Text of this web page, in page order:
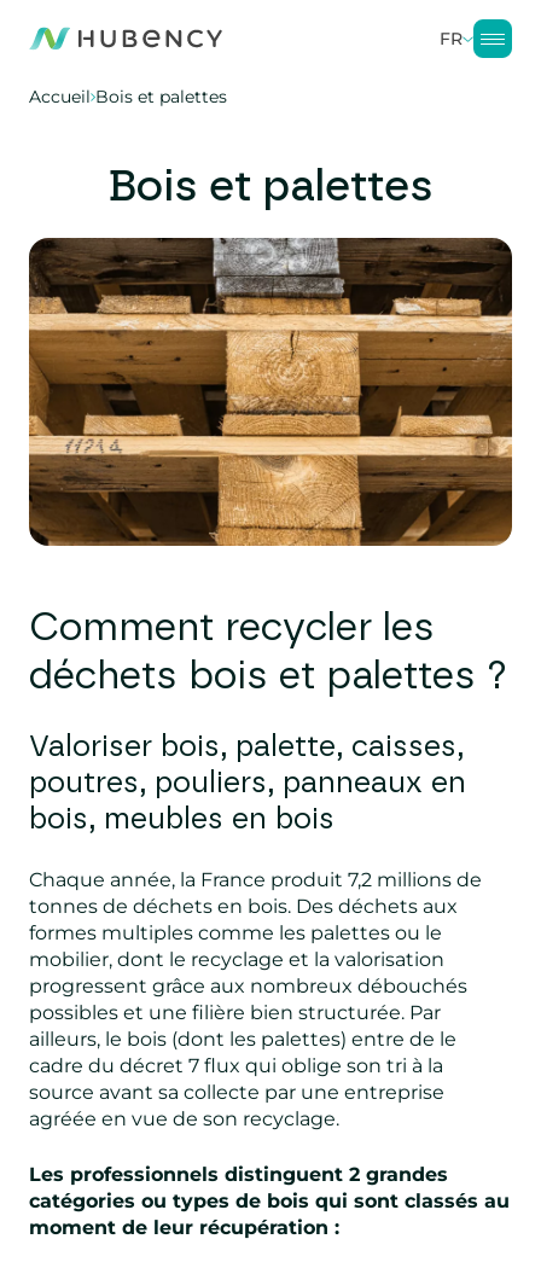
FR
Accueil Bois et palettes
Bois et palettes
Comment recycler les
déchets bois et palettes ?
Valoriser bois, palette, caisses,
poutres, pouliers, panneaux en
bois, meubles en bois
Chaque année, la France produit 7,2 millions de
tonnes de déchets en bois. Des déchets aux
formes multiples comme les palettes ou le
mobilier, dont le recyclage et la valorisation
progressent grâce aux nombreux débouchés
possibles et une filière bien structurée. Par
ailleurs, le bois (dont les palettes) entre de le
cadre du décret 7 flux qui oblige son tri à la
source avant sa collecte par une entreprise
agréée en vue de son recyclage.
Les professionnels distinguent 2 grandes
catégories ou types de bois qui sont classés au
moment de leur récupération :